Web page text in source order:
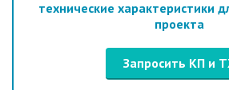
технические характеристики
проекта
Запросить КП и